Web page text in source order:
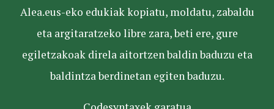
Alea.eus-eko edukiak kopiatu, moldatu, zabaldu
eta argitaratzeko libre zara, beti ere, gure
egiletzakoak direla aitortzen baldin baduzu eta
baldintza berdinetan egiten baduzu.